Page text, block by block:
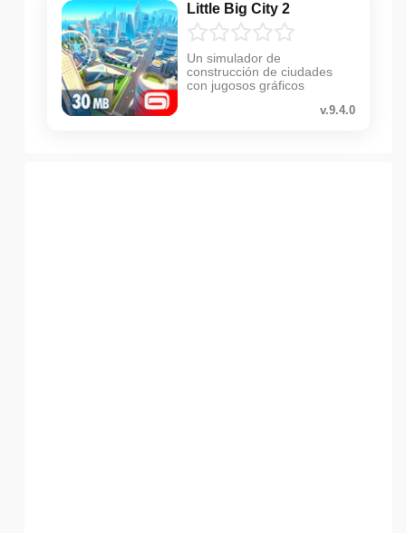
Little Big City 2
Un simulador de
construcción de ciudades
con jugosos gráficos
v.9.4.0